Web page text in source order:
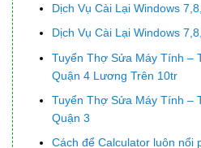
Dịch Vụ Cài Lại Windows
Dịch Vụ Cài Lại Windows
Tuyển Thợ Sửa Máy Tính –
Quận 4 Lương Trên 10tr
Tuyển Thợ Sửa Máy Tính –
Quận 3
Cách để Calculator luôn nổi